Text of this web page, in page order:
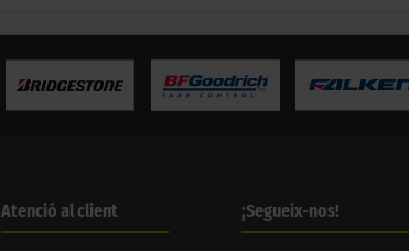
Atenció al client ¡Segueix-nos!